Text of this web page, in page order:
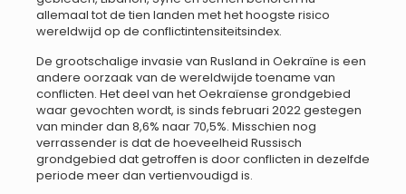
allemaal tot de tien landen met het hoogste risico
wereldwijd op de conflictintensiteitsindex.
De grootschalige invasie van Rusland in Oekraïne is een
andere oorzaak van de wereldwijde toename van
conflicten. Het deel van het Oekraïense grondgebied
waar gevochten wordt, is sinds februari 2022 gestegen
van minder dan 8,6% naar 70,5%. Misschien nog
verrassender is dat de hoeveelheid Russisch
grondgebied dat getroffen is door conflicten in dezelfde
periode meer dan vertienvoudigd is.